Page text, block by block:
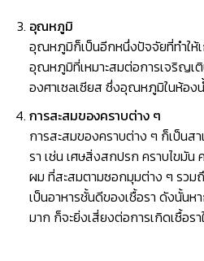
อุณหภูมิ
อุณหภูมิก็เป็นอีกหนึ่งปัจจัยที่ทำให้เ
อุณหภูมิที่เหมาะสมต่อการเจริญเ
องศาเซลเซียส ซึ่งอุณหภูมิในห้อง
การสะสมของคราบต่าง ๆ
การสะสมของคราบต่าง ๆ ก็เป็นส
รา เช่น เศษสิ่งสกปรก คราบไขมั
ผม ที่สะสมตามซอกมุมต่าง ๆ รวม
เป็นอาหารชั้นดีของเชื้อรา ดังนั้นห
มาก ก็จะยิ่งเสี่ยงต่อการเกิดเชื้อร